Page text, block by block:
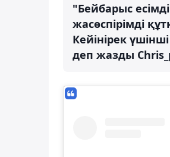
"Бейбарыс
жасөспірімді
Кейінірек
деп жазды